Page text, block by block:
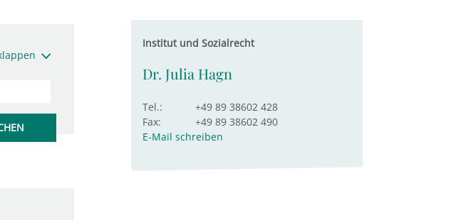
Institut und Sozialrecht
Dr. Julia Hagn
Tel.:
+49 89 38602 428
Fax:
+49 89 38602 490
E-Mail schreiben